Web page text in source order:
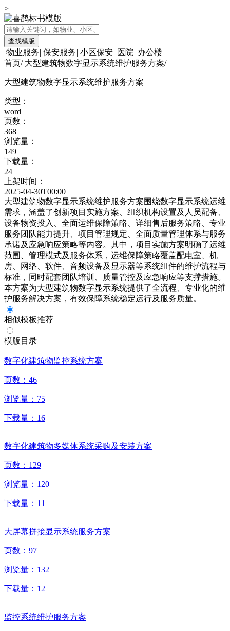
>
查找模版
物业服务| 保安服务| 小区保安| 医院| 办公楼
首页/ 大型建筑物数字显示系统维护服务方案/
大型建筑物数字显示系统维护服务方案
类型：
word
页数：
368
浏览量：
149
下载量：
24
上架时间：
2025-04-30T00:00
大型建筑物数字显示系统维护服务方案围绕数字显示系统运维
需求，涵盖了创新项目实施方案、组织机构设置及人员配备、
设备物资投入、全面运维保障策略、详细售后服务策略、专业
服务团队能力提升、项目管理规定、全面质量管理体系与服务
承诺及应急响应策略等内容。其中，项目实施方案明确了运维
范围、管理模式及服务体系，运维保障策略覆盖配电室、机
房、网络、软件、音频设备及显示器等系统组件的维护流程与
标准，同时配套团队培训、质量管控及应急响应等支撑措施。
本方案为大型建筑物数字显示系统提供了全流程、专业化的维
护服务解决方案，有效保障系统稳定运行及服务质量。
相似模板推荐
模版目录
数字化建筑物监控系统方案
页数： 46
浏览量： 75
下载量： 16
数字化建筑物多媒体系统采购及安装方案
页数： 129
浏览量： 120
下载量： 11
大屏幕拼接显示系统服务方案
页数： 97
浏览量： 132
下载量： 12
监控系统维护服务方案